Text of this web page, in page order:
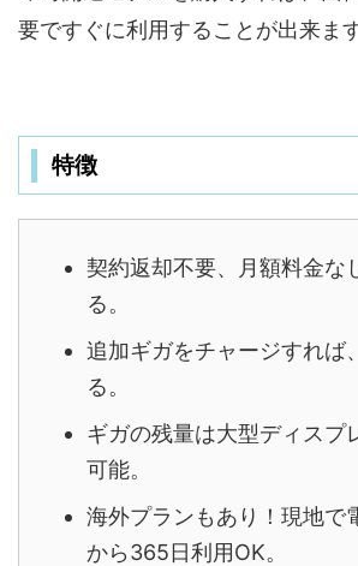
要ですぐに利用することが出来ます
特徴
契約返却不要、月額料金な
る。
追加ギガをチャージすれば
る。
ギガの残量は大型ディスプ
可能。
海外プランもあり！現地で
から365日利用OK。